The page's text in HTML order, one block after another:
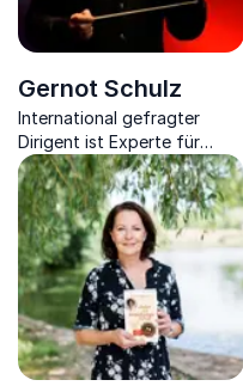
Gernot Schulz
International gefragter
Dirigent ist Experte für
effiziente Kommunikation
und vermittelt wertvolle
Methoden in der
Teamführung.